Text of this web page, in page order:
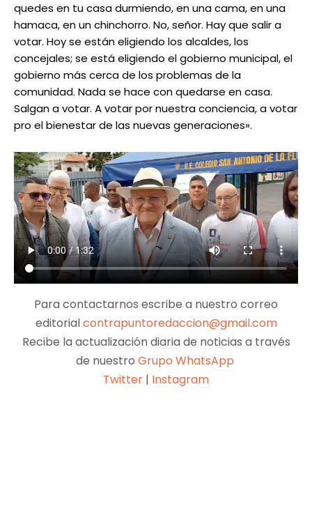
quedes en tu casa durmiendo, en una cama, en una
hamaca, en un chinchorro. No, señor. Hay que salir a
votar. Hoy se están eligiendo los alcaldes, los
concejales; se está eligiendo el gobierno municipal, el
gobierno más cerca de los problemas de la
comunidad. Nada se hace con quedarse en casa.
Salgan a votar. A votar por nuestra conciencia, a votar
pro el bienestar de las nuevas generaciones».
Para contactarnos escribe a nuestro correo
editorialcontrapuntoredaccion@gmail.com
Recibe la actualización diaria de noticias a través
de nuestro Grupo WhatsApp
Twitter | Instagram